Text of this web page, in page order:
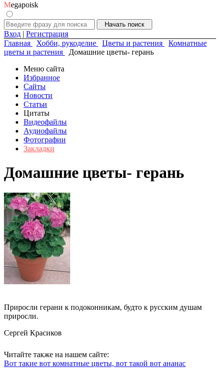
Megapoisk
Вход | Регистрация
Главная
Хобби, рукоделие Цветы и растения
Комнатные
цветы и растения
Домашние цветы- герань
Меню сайта
Избранное
Сайты
Новости
Статьи
Цитаты
Видеофайлы
Аудиофайлы
Фотографии
Закладки
Домашние цветы- герань
Приросли герани к подоконникам, будто к русским душам
приросли.
Сергей Красиков
Читайте также на нашем сайте:
Вот такие вот комнатные цветы, вот такой вот ананас